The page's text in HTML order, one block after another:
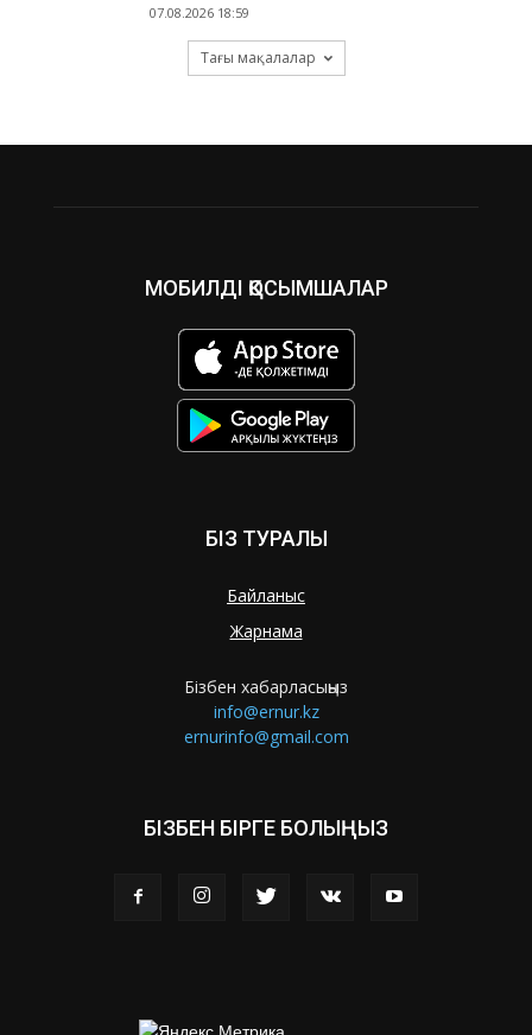
07.08.2026 18:59
Тағы мақалалар
МОБИЛДІ ҚОСЫМШАЛАР
БІЗ ТУРАЛЫ
Байланыс
Жарнама
Бізбен хабарласыңыз
info@ernur.kz
ernurinfo@gmail.com
БІЗБЕН БІРГЕ БОЛЫҢЫЗ